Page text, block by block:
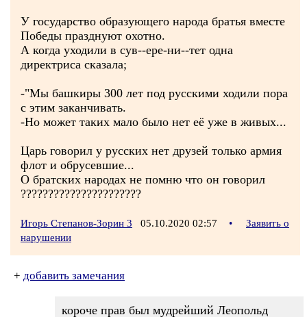
У государство образующего народа братья вместе
Победы празднуют охотно.
А когда уходили в сув--ере-ни--тет одна
директриса сказала;
-"Мы башкиры 300 лет под русскими ходили пора
с этим заканчивать.
-Но может таких мало было нет её уже в живых...
Царь говорил у русских нет друзей только армия
флот и обрусевшие...
О братских народах не помню что он говорил
??????????????????????
Игорь Степанов-Зорин 3 05.10.2020 02:57 •
Заявить о
нарушении
+ добавить замечания
короче прав был мудрейший Леопольд